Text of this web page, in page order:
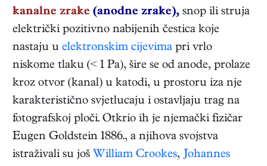
kanalne zrake (anodne zrake), snop ili struja
električki pozitivno nabijenih čestica koje
nastaju u elektronskim cijevima pri vrlo
niskome tlaku (< 1 Pa), šire se od anode, prolaze
kroz otvor (kanal) u katodi, u prostoru iza nje
karakteristično svjetlucaju i ostavljaju trag na
fotografskoj ploči. Otkrio ih je njemački fizičar
Eugen Goldstein 1886., a njihova svojstva
istraživali su još William Crookes, Johannes